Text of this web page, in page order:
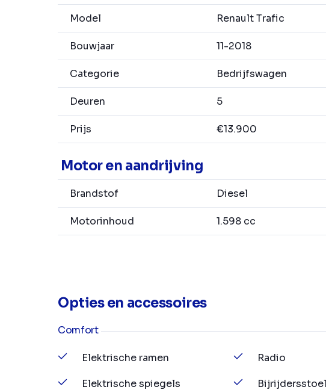
Model Renault Trafic
Bouwjaar 11-2018
Categorie Bedrijfswagen
Deuren 5
Prijs €13.900
Motor en aandrijving
Brandstof Diesel
Motorinhoud 1.598 cc
Opties en accessoires
Comfort
Elektrische ramen
Elektrische spiegels
Radio
Bijrijdersstoel